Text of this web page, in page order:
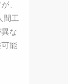
、
間工
な
可能